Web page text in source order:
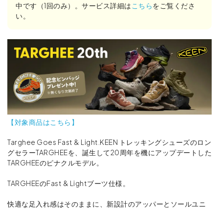
中です（1回のみ）。サービス詳細は こちらをご覧くださ
い。
【対象商品はこちら】
Targhee Goes Fast & Light.KEEN トレッキングシューズのロン
グセラーTARGHEEを、誕生して20周年を機にアップデートした
TARGHEEのピナクルモデル。
TARGHEEのFast & Lightブーツ仕様。
快適な足入れ感はそのままに、新設計のアッパーとソールユニ